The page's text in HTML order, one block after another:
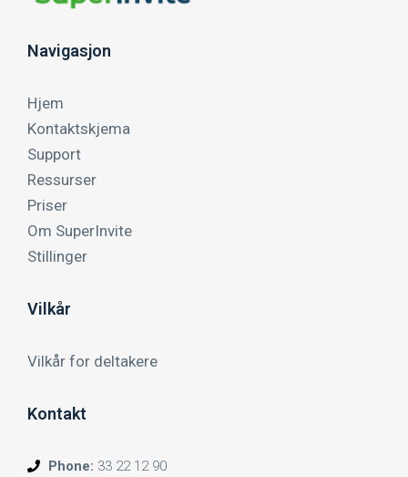
Navigasjon
Hjem
Kontaktskjema
Support
Ressurser
Priser
Om SuperInvite
Stillinger
Vilkår
Vilkår for deltakere
Kontakt
Phone: 33 22 12 90